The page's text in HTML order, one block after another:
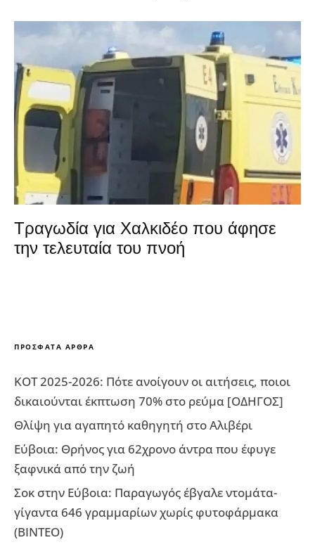
Τραγωδία για Χαλκιδέο που άφησε
την τελευταία του πνοή
ΠΡΌΣΦΑΤΑ ΆΡΘΡΑ
ΚΟΤ 2025-2026: Πότε ανοίγουν οι αιτήσεις, ποιοι
δικαιούνται έκπτωση 70% στο ρεύμα [ΟΔΗΓΟΣ]
Θλίψη για αγαπητό καθηγητή στο Αλιβέρι
Εύβοια: Θρήνος για 62χρονο άντρα που έφυγε
ξαφνικά από την ζωή
Σοκ στην Εύβοια: Παραγωγός έβγαλε ντομάτα-
γίγαντα 646 γραμμαρίων χωρίς φυτοφάρμακα
(ΒΙΝΤΕΟ)